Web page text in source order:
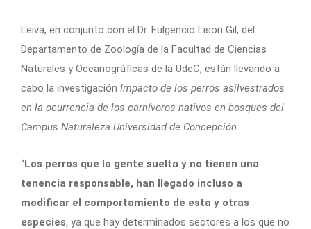
Leiva, en conjunto con el Dr. Fulgencio Lison Gil, del
Departamento de Zoología de la Facultad de Ciencias
Naturales y Oceanográficas de la UdeC, están llevando a
cabo la investigación Impacto de los perros asilvestrados
en la ocurrencia de los carnívoros nativos en bosques del
Campus Naturaleza Universidad de Concepción
“Los perros que la gente suelta y no tienen una
tenencia responsable, han llegado incluso a
modificar el comportamiento de esta y otras
especies, ya que hay determinados sectores a los que no